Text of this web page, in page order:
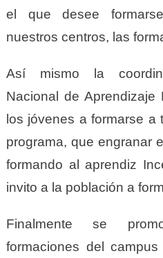
el que desee
nuestros centros, las
Así mismo la
Nacional de Aprendizaje
los jóvenes a formarse a
programa, que engranar
formando al aprendiz
invito a la población a
Finalmente se
formaciones del